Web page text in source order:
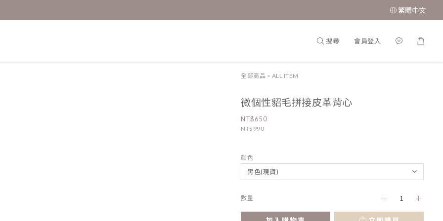
繁體中文
搜尋 會員登入
全部商品 > ALL ITEM
微個性貂毛拼接皮革背心
NT$650
NT$990
顏色
數量